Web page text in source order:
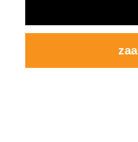
Księgarnia prawicowa,
ekonomia wolnorynkowa,